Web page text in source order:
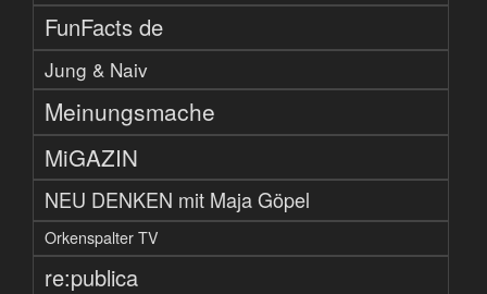
FunFacts de
Jung & Naiv
Meinungsmache
MiGAZIN
NEU DENKEN mit Maja Göpel
Orkenspalter TV
re:publica